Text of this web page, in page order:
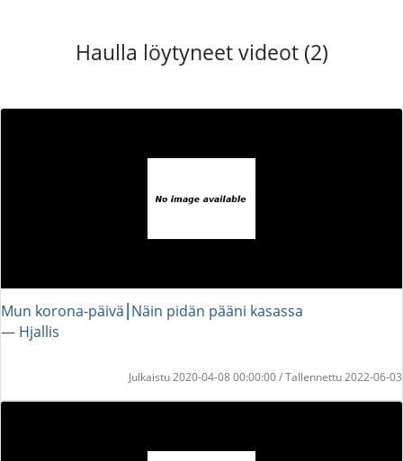
Haulla löytyneet videot (2)
Mun korona-päivä⎮Näin pidän pääni kasassa
― Hjallis
Julkaistu 2020-04-08 00:00:00 / Tallennettu 2022-06-03